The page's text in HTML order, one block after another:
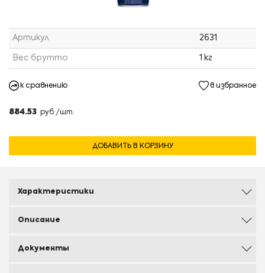
Артикул 2631
Вес брутто 1 кг
к сравнению в избранное
884.53 руб./шт.
ДОБАВИТЬ В КОРЗИНУ
Характеристики
Описание
Документы